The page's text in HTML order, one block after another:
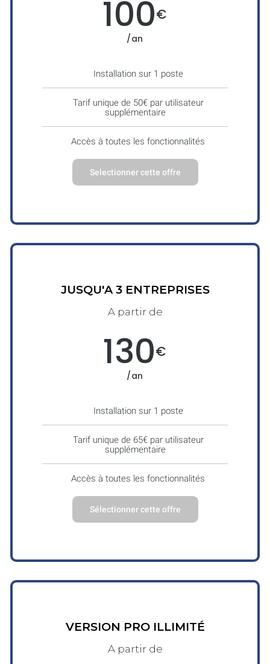
100€
/an
Installation sur 1 poste
Tarif unique de 50€ par utilisateur
supplémentaire
Accès à toutes les fonctionnalités
Selectionner cette offre
JUSQU'A 3 ENTREPRISES
A partir de
130€
/an
Installation sur 1 poste
Tarif unique de 65€ par utilisateur
supplémentaire
Accès à toutes les fonctionnalités
Sélectionner cette offre
VERSION PRO ILLIMITÉ
A partir de